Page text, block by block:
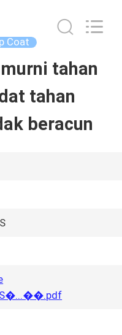
Coat
tahan
tahan
beracun